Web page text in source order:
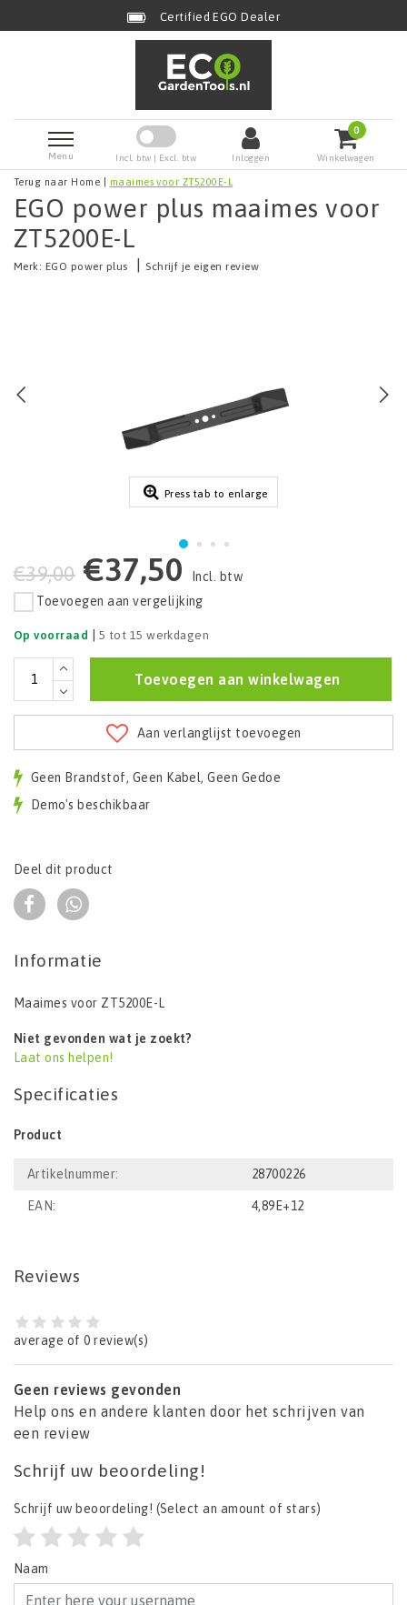
Certified EGO Dealer
Menu Incl. btw | Excl. btw Inloggen
0
Winkelwagen
Terug naar Home maaimes voor ZT5200E-L
EGO power plus maaimes voor
ZT5200E-L
Merk: EGO power plus Schrijf je eigen review
Press tab to enlarge
€39,00 €37,50
Incl. btw
Toevoegen aan vergelijking
Op voorraad | 5 tot 15 werkdagen
Toevoegen aan winkelwagen
Aan verlanglijst toevoegen
Geen Brandstof, Geen Kabel, Geen Gedoe
Demo's beschikbaar
Deel dit product
Informatie
Maaimes voor ZT5200E-L
Niet gevonden wat je zoekt?
Laat ons helpen!
Specificaties
Product
Artikelnummer: 28700226
EAN: 4,89E+12
Reviews
average of 0 review(s)
Geen reviews gevonden
Help ons en andere klanten door het schrijven van
een review
Schrijf uw beoordeling!
Schrijf uw beoordeling! (Select an amount of stars)
Naam